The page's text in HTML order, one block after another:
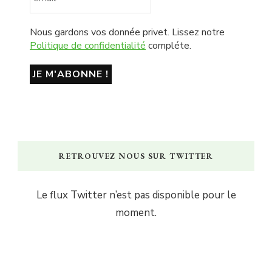
Nous gardons vos donnée privet. Lissez notre
Politique de confidentialité compléte.
RETROUVEZ NOUS SUR TWITTER
Le flux Twitter n’est pas disponible pour le
moment.